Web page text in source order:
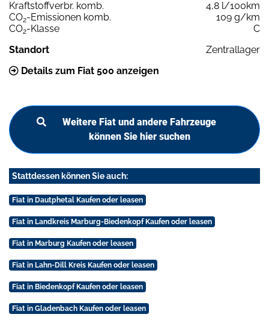
Kraftstoffverbr. komb.
4,8 l/100km
CO2-Emissionen komb.
109 g/km
CO2-Klasse
C
Standort
Zentrallager
Details zum Fiat 500 anzeigen
Weitere Fiat und andere Fahrzeuge
können Sie hier suchen
Stattdessen können Sie auch:
Fiat in Dautphetal Kaufen oder leasen
Fiat in Landkreis Marburg-Biedenkopf Kaufen oder leasen
Fiat in Marburg Kaufen oder leasen
Fiat in Lahn-Dill Kreis Kaufen oder leasen
Fiat in Biedenkopf Kaufen oder leasen
Fiat in Gladenbach Kaufen oder leasen